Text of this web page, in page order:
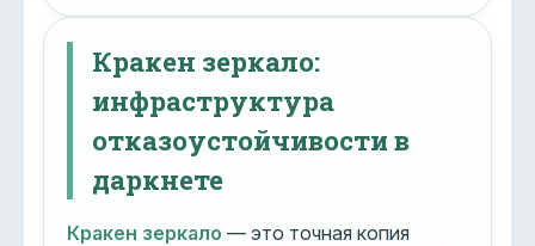
Кракен зеркало:
инфраструктура
отказоустойчивости в
даркнете
Кракен зеркало — это точная копия